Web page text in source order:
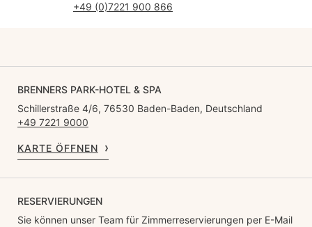
+49 (0)7221 900 866
BRENNERS PARK-HOTEL & SPA
Schillerstraße 4/6, 76530 Baden-Baden, Deutschland
+49 7221 9000
KARTE ÖFFNEN
RESERVIERUNGEN
Sie können unser Team für Zimmerreservierungen per E-Mail